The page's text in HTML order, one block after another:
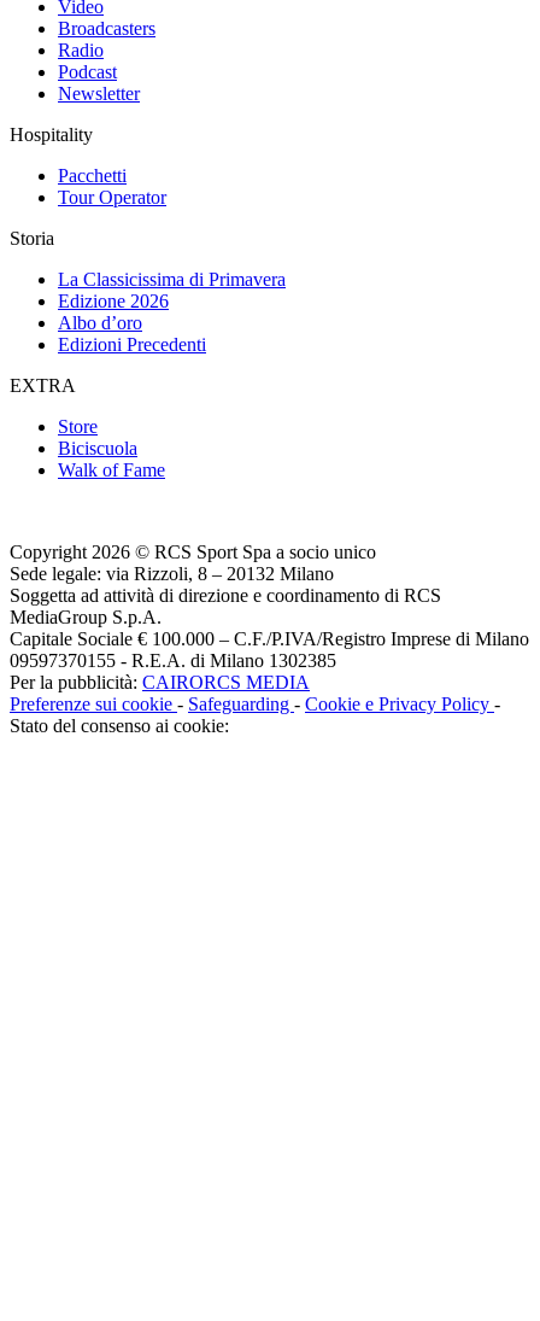
Video
Broadcasters
Radio
Podcast
Newsletter
Hospitality
Pacchetti
Tour Operator
Storia
La Classicissima di Primavera
Edizione 2026
Albo d’oro
Edizioni Precedenti
EXTRA
Store
Biciscuola
Walk of Fame
Copyright 2026 © RCS Sport Spa a socio unico
Sede legale: via Rizzoli, 8 – 20132 Milano
Soggetta ad attività di direzione e coordinamento di RCS
MediaGroup S.p.A.
Capitale Sociale € 100.000 – C.F./P.IVA/Registro Imprese di Milano
09597370155 - R.E.A. di Milano 1302385
Per la pubblicità: CAIRORCS MEDIA
Preferenze sui cookie - Safeguarding - Cookie e Privacy Policy -
Stato del consenso ai cookie: